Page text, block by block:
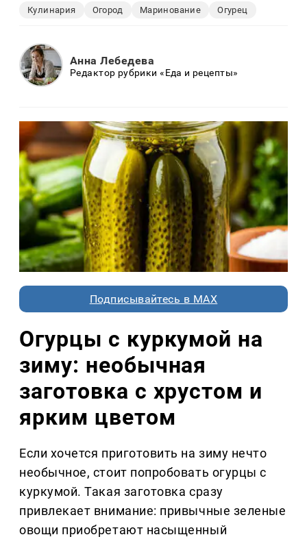
Кулинария Огород Маринование Огурец
Анна Лебедева
Редактор рубрики «Еда и рецепты»
Подписывайтесь в MAX
Огурцы с куркумой на
зиму: необычная
заготовка с хрустом и
ярким цветом
Если хочется приготовить на зиму нечто
необычное, стоит попробовать огурцы с
куркумой. Такая заготовка сразу
привлекает внимание: привычные зеленые
овощи приобретают насыщенный